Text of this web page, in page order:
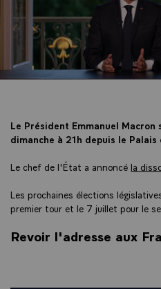
Le Président Emmanuel Macron
dimanche à 21h depuis le Palais
Le chef de l'État a annoncé la
Les prochaines élections
premier tour et le 7 juillet pour le
Revoir l'adresse aux